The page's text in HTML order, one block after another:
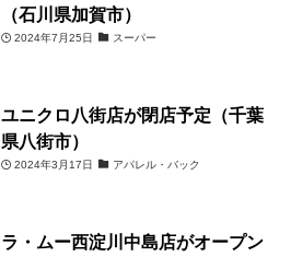
（石川県加賀市）
2024年7月25日 スーパー
ユニクロ八街店が閉店予定（千葉
県八街市）
2024年3月17日 アパレル・バック
ラ・ムー西淀川中島店がオープン